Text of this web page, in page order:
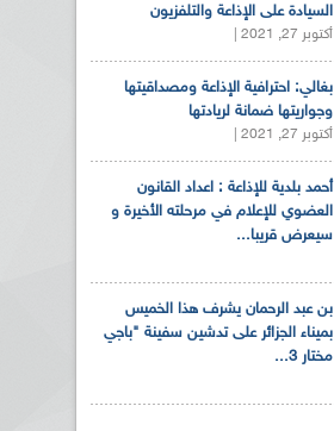
السيادة على الإذاعة والتلفزيون
أكتوبر 27, 2021 |
بغالي: احترافية الإذاعة ومصداقيتها
وجواريتها ضمانة لريادتها
أكتوبر 27, 2021 |
أحمد بلدية للإذاعة : اعداد القانون
العضوي للإعلام في مرحلته الأخيرة و
سيعرض قريبا...
بن عبد الرحمان يشرف هذا الخميس
بميناء الجزائر على تدشين سفينة "باجي
مختار 3...